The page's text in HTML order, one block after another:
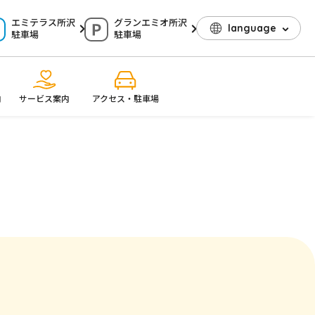
エミテラス所沢
駐車場
グランエミオ所沢
駐車場
language
サービス案内 アクセス・駐車場